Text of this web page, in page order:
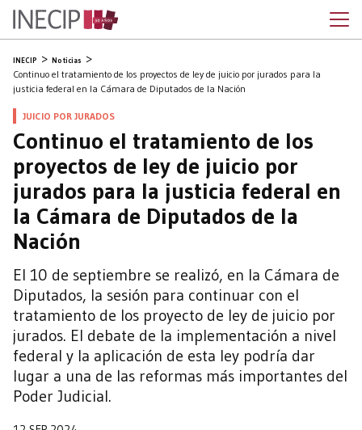
INECIP Noticias
Continuo el tratamiento de los proyectos de ley de juicio por jurados para la
justicia federal en la Cámara de Diputados de la Nación
JUICIO POR JURADOS
Continuo el tratamiento de los
proyectos de ley de juicio por
jurados para la justicia federal en
la Cámara de Diputados de la
Nación
El 10 de septiembre se realizó, en la Cámara de
Diputados, la sesión para continuar con el
tratamiento de los proyecto de ley de juicio por
jurados. El debate de la implementación a nivel
federal y la aplicación de esta ley podría dar
lugar a una de las reformas más importantes del
Poder Judicial.